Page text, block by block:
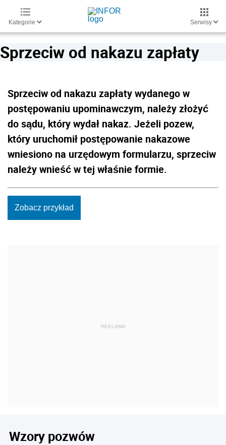
Kategorie Serwisy
Sprzeciw od nakazu zapłaty
Sprzeciw od nakazu zapłaty wydanego w
postępowaniu upominawczym, należy złożyć
do sądu, który wydał nakaz. Jeżeli pozew,
który uruchomił postępowanie nakazowe
wniesiono na urzędowym formularzu, sprzeciw
należy wnieść w tej właśnie formie.
Zobacz przykład
Wzory pozwów